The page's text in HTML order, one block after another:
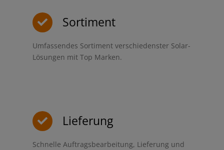
Sortiment
Umfassendes Sortiment verschiedenster Solar-
Lösungen mit Top Marken.
Lieferung
Schnelle Auftragsbearbeitung, Lieferung und